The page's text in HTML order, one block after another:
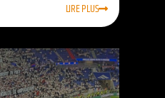
LIRE PLUS